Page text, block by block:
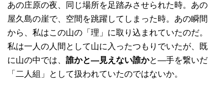
あの庄原の夜、同じ場所を足踏みさせられた時。あの
屋久島の崖で、空間を跳躍してしまった時。あの瞬間
から、私はこの山の「理」に取り込まれていたのだ。
私は一人の人間として山に入ったつもりでいたが、既
に山の中では、 誰かと—見えない誰かと—手を繋いだ
「二人組」として扱われていたのではないか。